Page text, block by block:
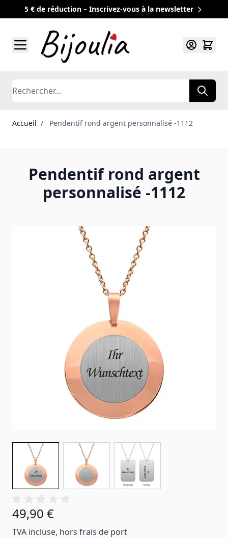
5 € de réduction – Inscrivez-vous à la newsletter
Rechercher
Accueil / Pendentif rond argent personnalisé -1112
Pendentif rond argent
personnalisé -1112
49,90 €
TVA incluse, hors frais de port